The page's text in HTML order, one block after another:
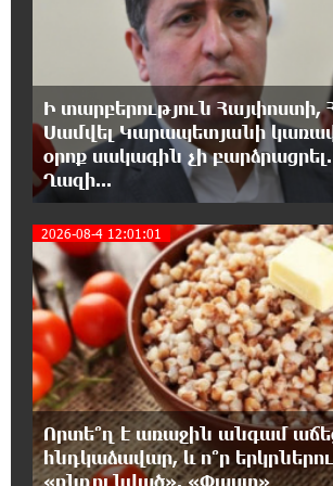
18:02:58 8-08-2026
Դմիտրի Մեդվեդև.
քաղաքականությունը
նկատմամբ կրկնում է վրացական
17:36:59 8-08-2026
Հայաստանում լուրջ
պարունակում. Ավետիք Չալաբյան
17:28:45 8-08-2026
«Հայաքվե»-ի
WCC-ն արձագանքել է Հայ
ստեղծված իրավիճակին
16:58:38 8-08-2026
«Շտապ հաստատեք քարտի
Ի տարբերություն Հայփոստի,
Սամվել Կարապետյանի
օրոք սակագին չի
Ղազի...
2026-08-4 12:01:01
Որտե՞ղ է առաջին անգամ
հնդկաձավար, և ո՞ր
«ընդունված». «Փաստ»